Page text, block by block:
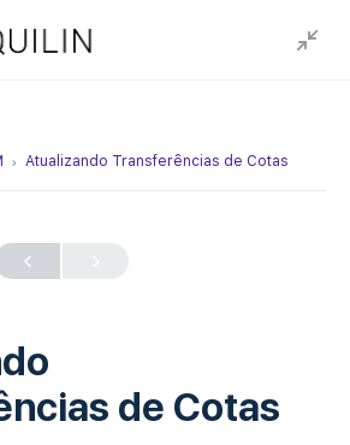
Atualizando Transferências de Cotas
de Cotas